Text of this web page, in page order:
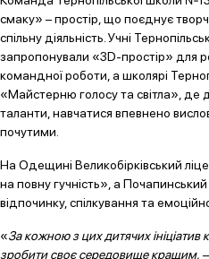
смаку» – простір, що поєднує
спільну діяльність. Учні
запропонували «3D-простір» для
командної роботи, а школярі
«Майстерню голосу та світла», де
таланти, навчатися впевнено
почутими.
На Одещині Великобірківський
на повну гучність», а
відпочинку, спілкування та
«За кожною з цих дитячих
зробити своє середовище кращим,